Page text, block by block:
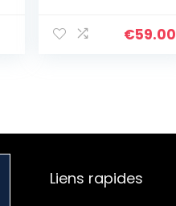
téléphone
€59.00
Liens rapides